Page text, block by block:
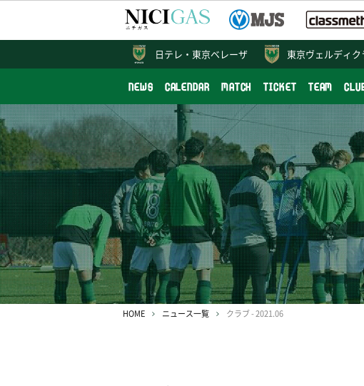
東京ヴェルディク
NEWS CALENDAR MATCH TICKET TEAM
日テレ・ 東京ベレーザ
HOME ニュース一覧 クラブ - 2021.06